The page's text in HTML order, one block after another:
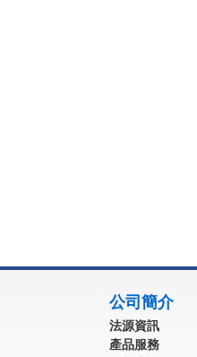
公司簡介
法源資訊
產品服務